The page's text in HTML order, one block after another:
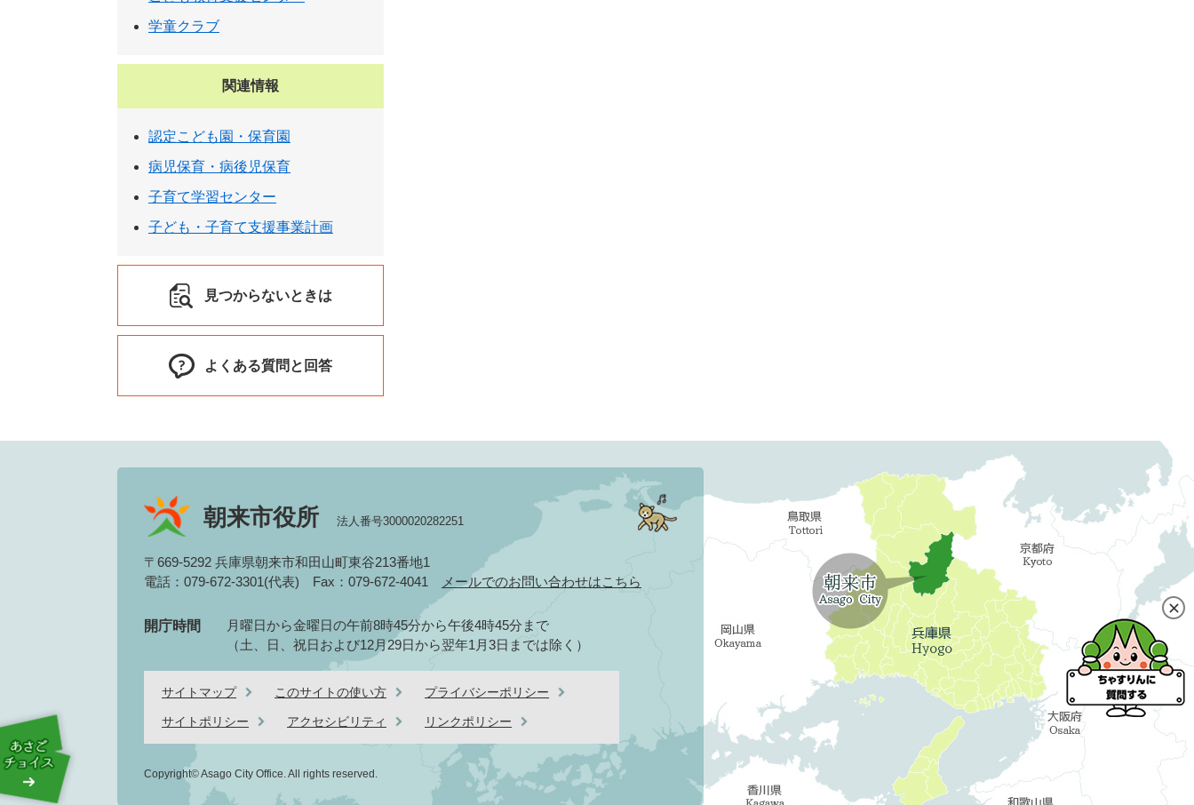
学童クラブ
関連情報
認定こども園・保育園
病児保育・病後児保育
子育て学習センター
子ども・子育て支援事業計画
見つからないときは
よくある質問と回答
朝来市役所 法人番号3000020282251
〒669-5292 兵庫県朝来市和田山町東谷213番地1
電話：079-672-3301(代表) Fax：079-672-4041 メールでのお問い合わせはこちら
開庁時間
月曜日から金曜日の午前8時45分から午後4時45分まで
（土、日、祝日および12月29日から翌年1月3日までは除く）
サイトマップ このサイトの使い方 プライバシーポリシー
サイトポリシー アクセシビリティ リンクポリシー
Copyright© Asago City Office. All rights reserved.